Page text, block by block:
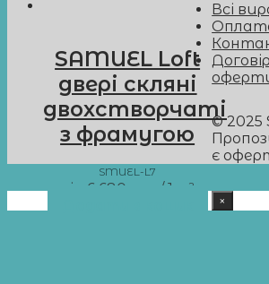
SAMUEL Loft
двері скляні
двохстворчаті
з фрамугою
SMUEL-L7
від 6 680
/ 1 м²
Всі
© 2025
є
×